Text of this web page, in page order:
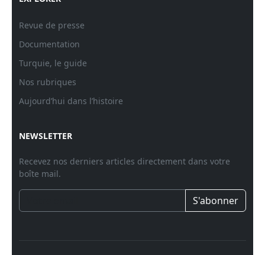
Revue de presse
Documentation
Turquie, le guide
Nos rubriques
Aujourd’hui dans l’histoire
NEWSLETTER
Recevez nos derniers articles directement dans votre
boîte mail.
S'abonner